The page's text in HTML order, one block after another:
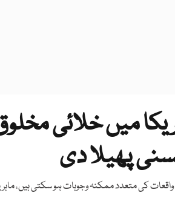
میں خلائی
پھیلا دی
کی متعدد ممکنہ وجوہات ہو سکتی ہیں،